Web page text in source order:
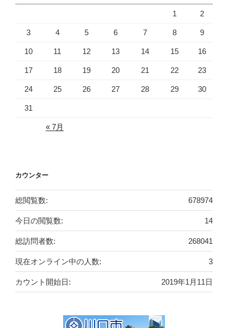
1 2
3 4 5 6 7 8 9
10 11 12 13 14 15 16
17 18 19 20 21 22 23
24 25 26 27 28 29 30
31
« 7月
カウンター
678974
総閲覧数:
14
今日の閲覧数:
268041
総訪問者数:
3
現在オンライン中の人数:
2019年1月11日
カウント開始日: